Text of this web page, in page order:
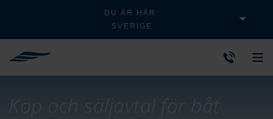
DU ÄR HÄR:
SVERIGE
Köp och säljavtal för båt